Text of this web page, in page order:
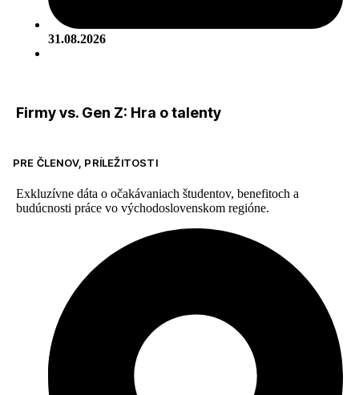
31.08.2026
Firmy vs. Gen Z: Hra o talenty
PRE ČLENOV, PRÍLEŽITOSTI
Exkluzívne dáta o očakávaniach študentov, benefitoch a
budúcnosti práce vo východoslovenskom regióne.